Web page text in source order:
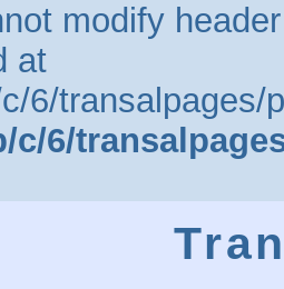
modify
at
6/
c/6/